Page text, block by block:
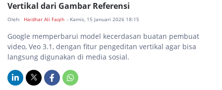
Vertikal dari Gambar Referensi
Oleh: Haidhar Ali Faqih - Kamis, 15 Januari 2026 18:15
Google memperbarui model kecerdasan buatan pembuat
video, Veo 3.1, dengan fitur pengeditan vertikal agar bisa
langsung digunakan di media sosial.